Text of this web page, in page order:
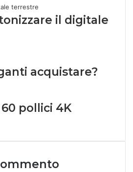
il digitale
acquistare?
pollici 4K